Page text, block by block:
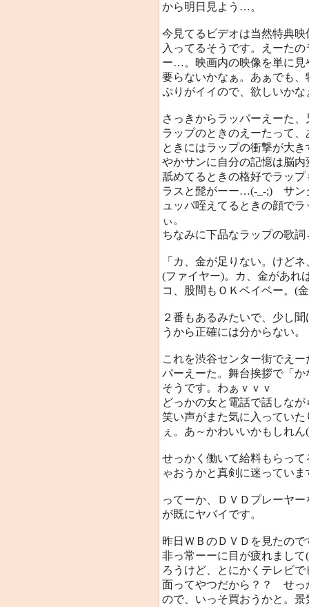
から明日見よう…。
今見てるビデオは当然特典
入ってるそうです。えーた
ー…。映画内の映像を単に見
要らないかなぁ。あぁでも
ぷりがイイので、欲しいかな
さっきからラッパーえーた
ラップのときのえーたって
ときにはラップの衝撃が大
やかサンに自分の記憶は脳
舐めてるときの格好でラッ
ラスと髭がーー…(-_-;) サン
ュッパ咥えてるときの顔で
ぃ。
ちなみに下品なラップの歌
「カ、金が足りない。けど
(ファイヤー)。カ、金があれ
コ、股間もＯＫベイベー。(
２番もあるみたいで、少し
うから正確には分からない。
これを渋谷センター街でえ
パーえーた。舞台挨拶で「
そうです。わぁｖｖｖ
どっかの女と電話で話しな
笑い声がまた気に入ってい
ぇ。あ～かわいいかもしれ
せっかく働いて給料もらっ
ゃおうかと真剣に迷ってい
ってーか、ＤＶＤプレーヤ
が既にヤバイです。
昨日ＷＢのＤＶＤを見たの
非っ常ーーに目が疲れまし
ろうけど、とにかくテレビ
面ってやつだから？？ せっ
ので、いっそ買おうかと。